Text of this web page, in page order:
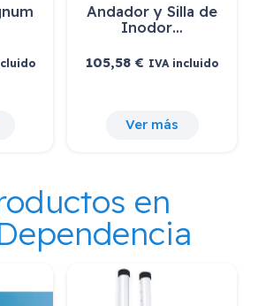
Andador y Silla de
Inodor…
105,58€ IVA incluido
Ver más
en